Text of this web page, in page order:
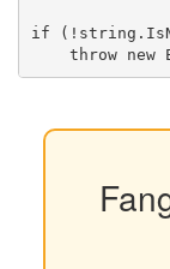
if